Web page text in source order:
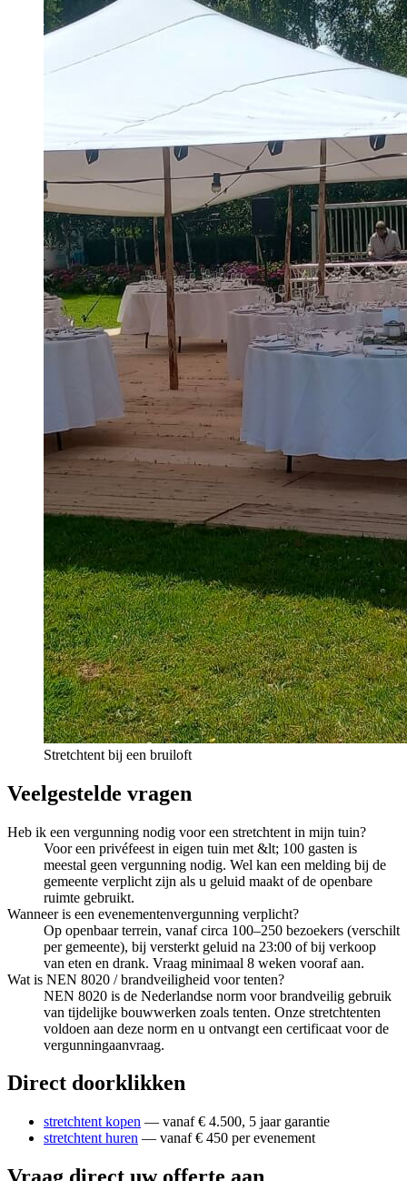
Stretchtent bij een bruiloft
Veelgestelde vragen
Heb ik een vergunning nodig voor een stretchtent in mijn tuin?
Voor een privéfeest in eigen tuin met &lt; 100 gasten is
meestal geen vergunning nodig. Wel kan een melding bij de
gemeente verplicht zijn als u geluid maakt of de openbare
ruimte gebruikt.
Wanneer is een evenementenvergunning verplicht?
Op openbaar terrein, vanaf circa 100–250 bezoekers (verschilt
per gemeente), bij versterkt geluid na 23:00 of bij verkoop
van eten en drank. Vraag minimaal 8 weken vooraf aan.
Wat is NEN 8020 / brandveiligheid voor tenten?
NEN 8020 is de Nederlandse norm voor brandveilig gebruik
van tijdelijke bouwwerken zoals tenten. Onze stretchtenten
voldoen aan deze norm en u ontvangt een certificaat voor de
vergunningaanvraag.
Direct doorklikken
stretchtent kopen — vanaf € 4.500, 5 jaar garantie
stretchtent huren — vanaf € 450 per evenement